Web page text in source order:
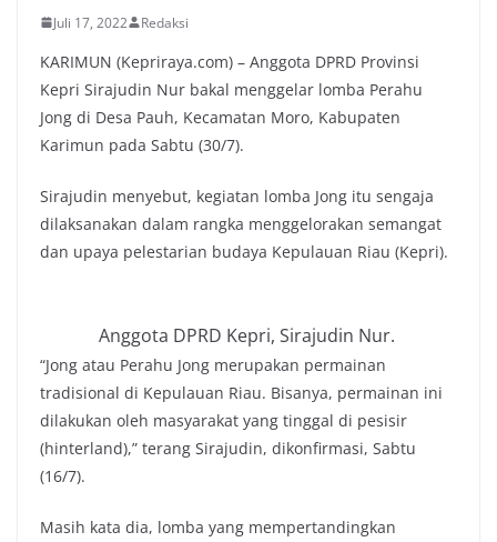
Juli 17, 2022 Redaksi
KARIMUN (Kepriraya.com) – Anggota DPRD Provinsi
Kepri Sirajudin Nur bakal menggelar lomba Perahu
Jong di Desa Pauh, Kecamatan Moro, Kabupaten
Karimun pada Sabtu (30/7).
Sirajudin menyebut, kegiatan lomba Jong itu sengaja
dilaksanakan dalam rangka menggelorakan semangat
dan upaya pelestarian budaya Kepulauan Riau (Kepri).
Anggota DPRD Kepri, Sirajudin Nur.
“Jong atau Perahu Jong merupakan permainan
tradisional di Kepulauan Riau. Bisanya, permainan ini
dilakukan oleh masyarakat yang tinggal di pesisir
(hinterland),” terang Sirajudin, dikonfirmasi, Sabtu
(16/7).
Masih kata dia, lomba yang mempertandingkan